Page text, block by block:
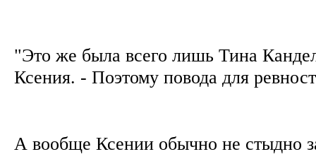
"Это же была всего лишь Тина
Ксения. - Поэтому повода для
А вообще Ксении обычно не стыдно